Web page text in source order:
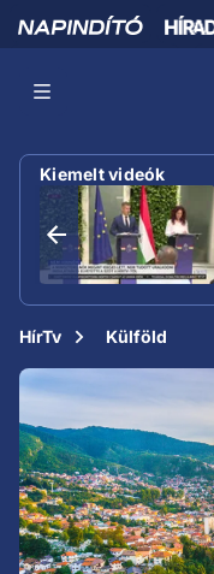
Kiemelt videók
HírTv Külföld